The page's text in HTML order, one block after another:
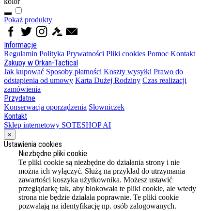
Pokaż produkty
Informacje
Regulamin Polityka Prywatności Pliki cookies Pomoc Kontakt
Zakupy w Orkan-Tactical
Jak kupować Sposoby płatności Koszty wysyłki Prawo do
odstąpienia od umowy Karta Dużej Rodziny Czas realizacji
zamówienia
Przydatne
Konserwacja oporządzenia Słowniczek
Kontakt
Sklep internetowy SOTESHOP AI
×
Ustawienia cookies
Niezbędne pliki cookie
Te pliki cookie są niezbędne do działania strony i nie
można ich wyłączyć. Służą na przykład do utrzymania
zawartości koszyka użytkownika. Możesz ustawić
przeglądarkę tak, aby blokowała te pliki cookie, ale wtedy
strona nie będzie działała poprawnie. Te pliki cookie
pozwalają na identyfikację np. osób zalogowanych.